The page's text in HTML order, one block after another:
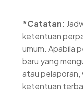
*Catatan:
ketentuan
umum. Apabila
baru yang
atau pelaporan,
ketentuan